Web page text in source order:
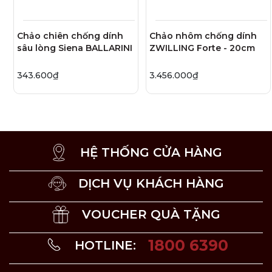
được rèn dập từ nhôm nguyên chất, tạo độ cứng cao. Nhờ
vậy chảo có khả năng bắt nhiệt và làm nóng nhanh khi
đặt trên bếp giúp nấu nướng tiết kiệm nhiên liệu.
Bề mặt chống dính tốt
Chảo chiên chống dính
sâu lòng Siena BALLARINI
343.600₫
Chảo nhôm chống dính
ZWILLING Forte - 20cm
3.456.000₫
HỆ THỐNG CỬA HÀNG
DỊCH VỤ KHÁCH HÀNG
VOUCHER QUÀ TẶNG
HOTLINE: 1800 6390